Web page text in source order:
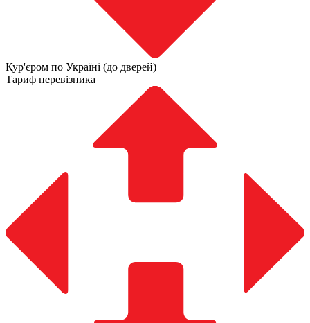
Кур'єром по Україні (до дверей)
Тариф перевізника